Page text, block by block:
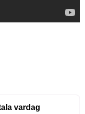
vardag